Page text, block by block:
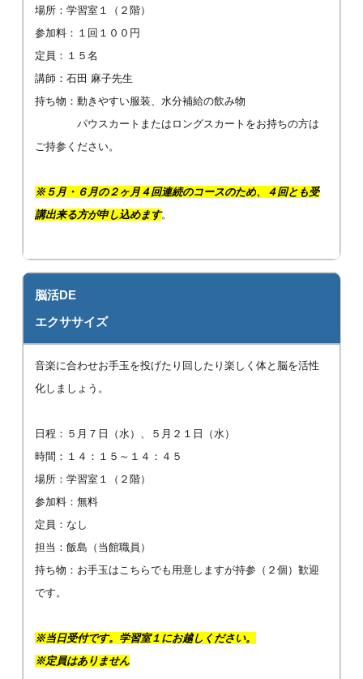
場所：学習室１（２階）
参加料：１回１００円
定員：１５名
講師：石田 麻子先生
持ち物：動きやすい服装、水分補給の飲み物
パウスカートまたはロングスカートをお持ちの方は
ご持参ください。
※ ５ 月・６月の２ヶ月４回連続のコースのため、４回とも受
講出来る方が申し込めます。
脳活DE
エクササイズ
音楽に合わせお手玉を投げたり回したり楽しく体と脳を活性
化しましょう。
日程：５月７日（水）、５月２１日（水）
時間：１４：１５～１４：４５
場所：学習室１（２階）
参加料：無料
定員：なし
担当：飯島（当館職員）
持ち物：お手玉はこちらでも用意しますが持参（２個）歓迎
です。
※当日受付です。学習室１にお越しください。
※定員はありません